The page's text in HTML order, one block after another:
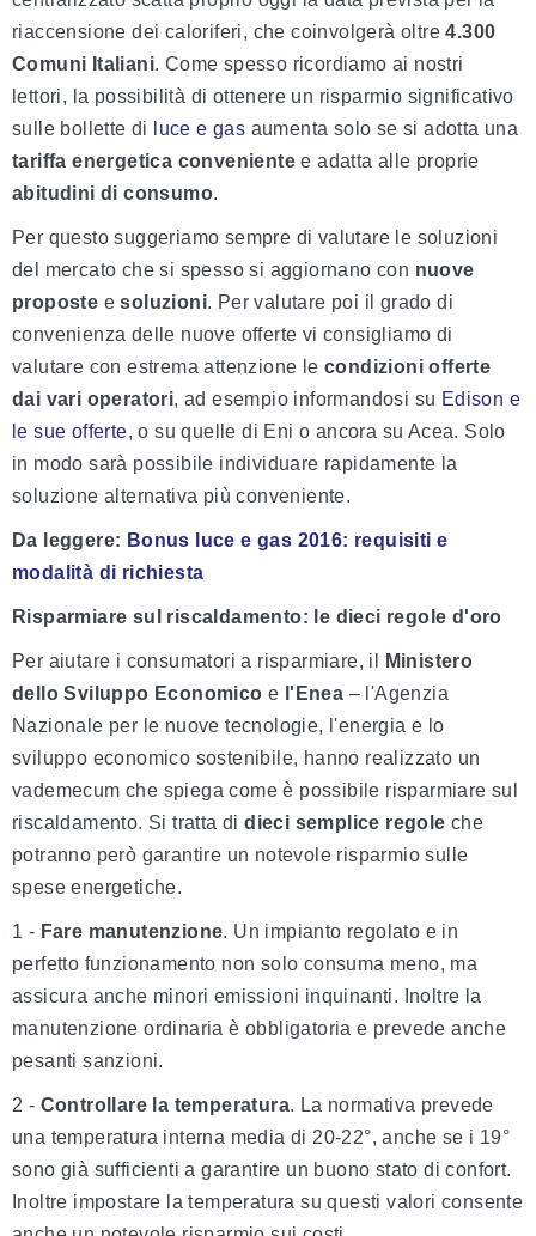
riaccensione dei caloriferi, che coinvolgerà oltre4.300
Comuni Italiani. Come spesso ricordiamo ai nostri
lettori, la possibilità di ottenere un risparmio significativo
sulle bollette di
luce e gas aumenta solo se si adotta una
tariffa energetica conveniente e adatta alle proprie
abitudini di consumo.
Per questo suggeriamo sempre di valutare le soluzioni
del mercato che si spesso si aggiornano con nuove
proposte esoluzioni. Per valutare poi il grado di
convenienza delle nuove offerte vi consigliamo di
valutare con estrema attenzione le condizioni offerte
dai vari operatori, ad esempio informandosi su Edison e
le sue offerte, o su quelle di Eni o ancora su Acea. Solo
in modo sarà possibile individuare rapidamente la
soluzione alternativa più conveniente.
Da leggere: Bonus luce e gas 2016: requisiti e
modalità di richiesta
Risparmiare sul riscaldamento: le dieci regole d'oro
Per aiutare i consumatori a risparmiare, il
Ministero
dello Sviluppo Economico e l'Enea – l'Agenzia
Nazionale per le nuove tecnologie, l'energia e lo
sviluppo economico sostenibile, hanno realizzato un
vademecum che spiega come è possibile risparmiare sul
riscaldamento. Si tratta didieci semplice regole che
potranno però garantire un notevole risparmio sulle
spese energetiche.
1 - Fare manutenzione. Un impianto regolato e in
perfetto funzionamento non solo consuma meno, ma
assicura anche minori emissioni inquinanti. Inoltre la
manutenzione ordinaria è obbligatoria e prevede anche
pesanti sanzioni.
2 - Controllare la temperatura. La normativa prevede
una temperatura interna media di 20-22°, anche se i 19°
sono già sufficienti a garantire un buono stato di confort.
Inoltre impostare la temperatura su questi valori consente